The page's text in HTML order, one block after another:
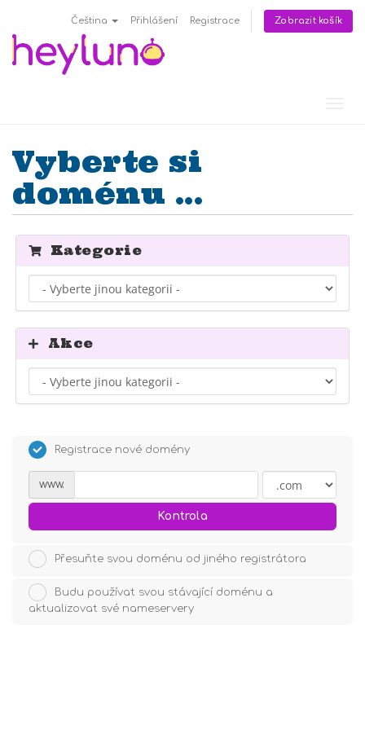
Čeština Přihlášení Registrace Zobrazit košík
Vyberte si
doménu ...
Kategorie
Akce
Registrace nové domény
www.
Kontrola
Přesuňte svou doménu od jiného registrátora
Budu používat svou stávající doménu a
aktualizovat své nameservery